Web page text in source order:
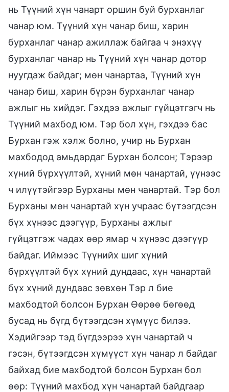
нь Түүний хүн чанарт оршин буй бурханлаг
чанар юм. Түүний хүн чанар биш, харин
бурханлаг чанар ажиллаж байгаа ч энэхүү
бурханлаг чанар нь Түүний хүн чанар дотор
нуугдаж байдаг; мөн чанартаа, Түүний хүн
чанар биш, харин бүрэн бурханлаг чанар
ажлыг нь хийдэг. Гэхдээ ажлыг гүйцэтгэгч нь
Түүний махбод юм. Тэр бол хүн, гэхдээ бас
Бурхан гэж хэлж болно, учир нь Бурхан
махбодод амьдардаг Бурхан болсон; Тэрээр
хүний бүрхүүлтэй, хүний мөн чанартай, үүнээс
ч илүүтэйгээр Бурханы мөн чанартай. Тэр бол
Бурханы мөн чанартай хүн учраас бүтээгдсэн
бүх хүнээс дээгүүр, Бурханы ажлыг
гүйцэтгэж чадах өөр ямар ч хүнээс дээгүүр
байдаг. Иймээс Түүнийх шиг хүний
бүрхүүлтэй бүх хүний дундаас, хүн чанартай
бүх хүний дундаас зөвхөн Тэр л бие
махбодтой болсон Бурхан Өөрөө бөгөөд
бусад нь бүгд бүтээгдсэн хүмүүс билээ.
Хэдийгээр тэд бүгдээрээ хүн чанартай ч
гэсэн, бүтээгдсэн хүмүүст хүн чанар л байдаг
байхад бие махбодтой болсон Бурхан бол
өөр: Түүний махбод хүн чанартай байдгаар